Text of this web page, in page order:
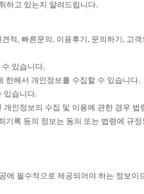
하고 있는지 알려드립니다.
적, 빠른문의, 이용후기, 문의하기, 고
있습니다.
한해서 개인정보를 수집할 수 있습니다.
있습니다.
인정보의 수집 및 이용에 관한 경우
록 등의 정보는 동의 또는 법령에 규
필수적으로 제공되어야 하는 정보이